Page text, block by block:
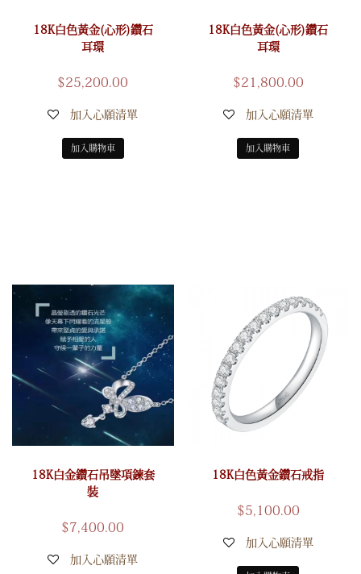
18K白色黃金(心形)鑽石
耳環
$25,200.00
加入心願清單
加入購物車
18K白色黃金(心形)鑽石
耳環
$21,800.00
加入心願清單
加入購物車
18K白金鑽石吊墜項鍊套
裝
$7,400.00
加入心願清單
18K白色黃金鑽石戒指
$5,100.00
加入心願清單